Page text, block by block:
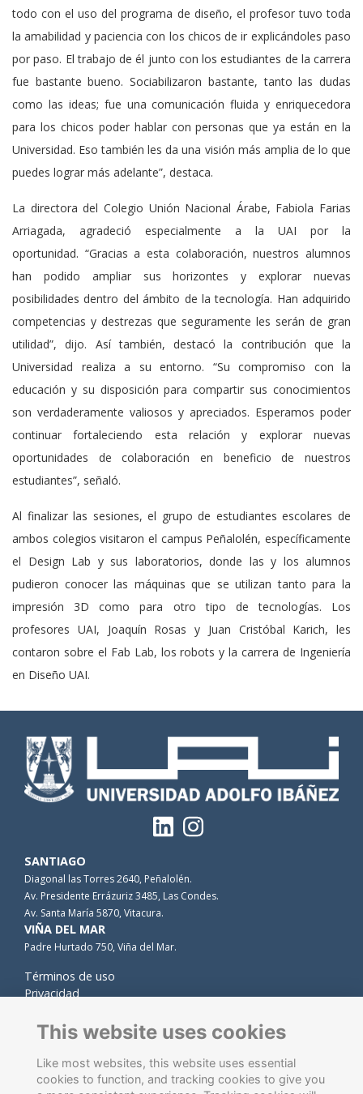
todo con el uso del programa de diseño, el profesor tuvo toda
la amabilidad y paciencia con los chicos de ir explicándoles paso
por paso. El trabajo de él junto con los estudiantes de la carrera
fue bastante bueno. Sociabilizaron bastante, tanto las dudas
como las ideas; fue una comunicación fluida y enriquecedora
para los chicos poder hablar con personas que ya están en la
Universidad. Eso también les da una visión más amplia de lo que
puedes lograr más adelante”, destaca.
La directora del Colegio Unión Nacional Árabe, Fabiola Farias
Arriagada, agradeció especialmente a la UAI por la
oportunidad. “Gracias a esta colaboración, nuestros alumnos
han podido ampliar sus horizontes y explorar nuevas
posibilidades dentro del ámbito de la tecnología. Han adquirido
competencias y destrezas que seguramente les serán de gran
utilidad”, dijo. Así también, destacó la contribución que la
Universidad realiza a su entorno. “Su compromiso con la
educación y su disposición para compartir sus conocimientos
son verdaderamente valiosos y apreciados. Esperamos poder
continuar fortaleciendo esta relación y explorar nuevas
oportunidades de colaboración en beneficio de nuestros
estudiantes”, señaló.
Al finalizar las sesiones, el grupo de estudiantes escolares de
ambos colegios visitaron el campus Peñalolén, específicamente
el Design Lab y sus laboratorios, donde las y los alumnos
pudieron conocer las máquinas que se utilizan tanto para la
impresión 3D como para otro tipo de tecnologías. Los
profesores UAI, Joaquín Rosas y Juan Cristóbal Karich, les
contaron sobre el Fab Lab, los robots y la carrera de Ingeniería
en Diseño UAI.
SANTIAGO
Diagonal las Torres 2640, Peñalolén.
Av. Presidente Errázuriz 3485, Las Condes.
Av. Santa María 5870, Vitacura.
VIÑA DEL MAR
Padre Hurtado 750, Viña del Mar.
Términos de uso
Privacidad
Contacto
This website uses cookies
Like most websites, this website uses essential
cookies to function, and tracking cookies to give you